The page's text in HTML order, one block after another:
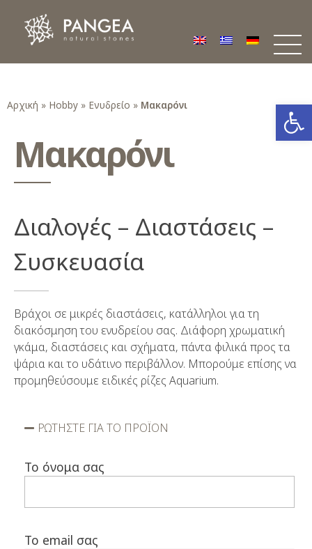
Αρχική » Hobby » Ενυδρείο » Μακαρόνι
Διαλογές – Διαστάσεις –
Συσκευασία
Βράχοι σε μικρές διαστάσεις, κατάλληλοι για τη
διακόσμηση του ενυδρείου σας. Διάφορη χρωματική
γκάμα, διαστάσεις και σχήματα, πάντα φιλικά προς τα
ψάρια και το υδάτινο περιβάλλον. Μπορούμε επίσης να
προμηθεύσουμε ειδικές ρίζες Aquarium.
ΡΩΤΗΣΤΕ ΓΙΑ ΤΟ ΠΡΟΪΟΝ
Το όνομα σας
Το email σας
Μακαρόνι